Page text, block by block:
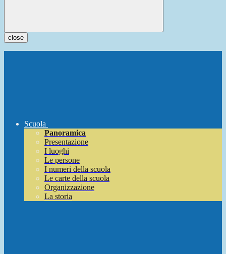
close
Scuola
Panoramica
Presentazione
I luoghi
Le persone
I numeri della scuola
Le carte della scuola
Organizzazione
La storia